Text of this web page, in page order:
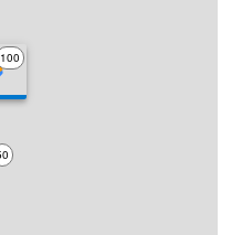
100